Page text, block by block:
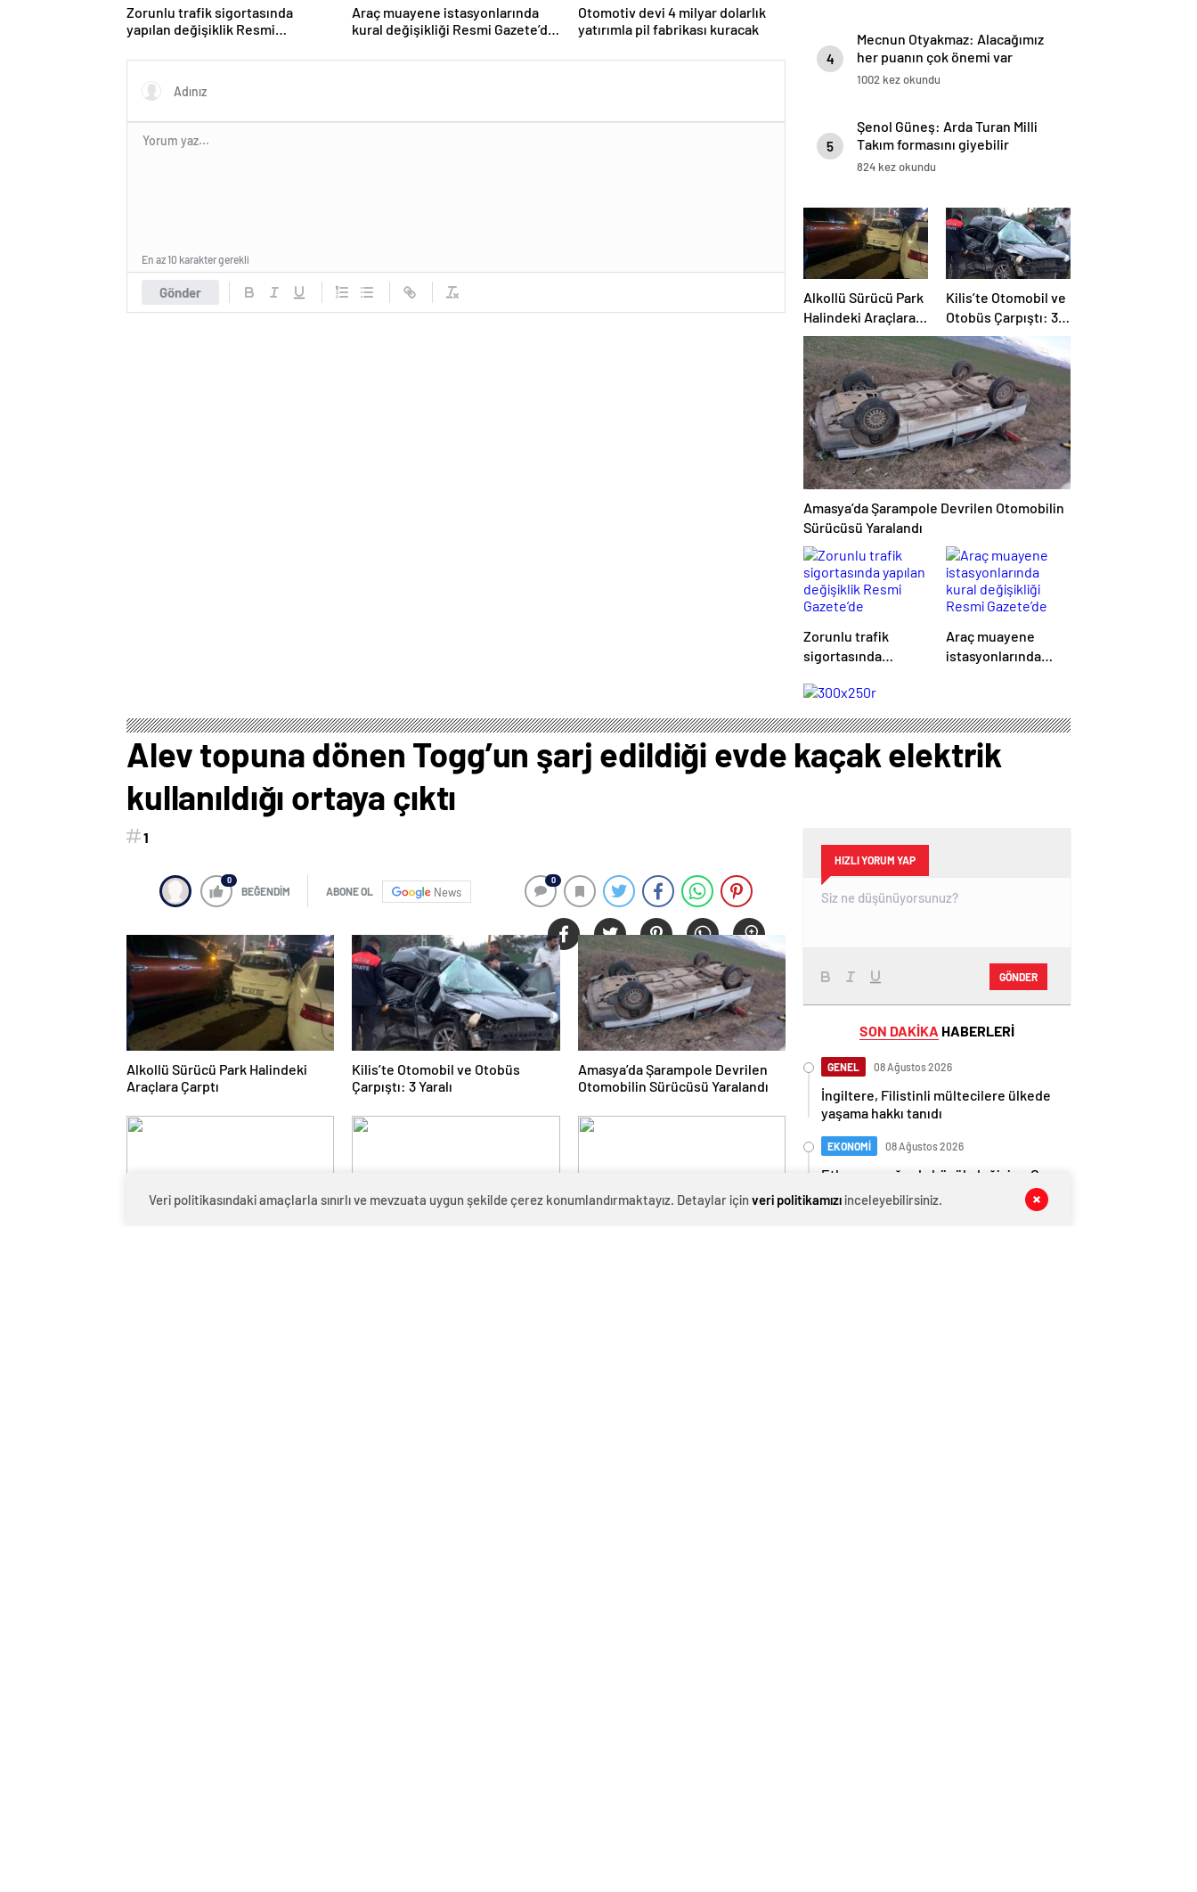
Zorunlu trafik sigortasında
yapılan değişiklik Resmi
yürürlüğe girdi
Araç muayene istasyonlarında
kural değişikliği Resmi Gazete’de
Otomotiv devi 4 milyar dolarlık
yatırımla pil fabrikası kuracak
Gönder
En az 10 karakter gerekli
4
Mecnun Otyakmaz: Alacağımız
her puanın çok önemi var
1002 kez okundu
5
Şenol Güneş: Arda Turan Milli
Takım formasını giyebilir
824 kez okundu
Alkollü Sürücü Park
Halindeki Araçlara
Çarptı
Kilis’te Otomobil ve
Otobüs Çarpıştı: 3
Yaralı
Amasya’da Şarampole Devrilen Otomobilin
Sürücüsü Yaralandı
Zorunlu trafik
sigortasında
Resmi Gazete’de
yayımlanarak
yürürlüğe girdi
Araç muayene
istasyonlarında
yayımlanarak
yürürlüğe girdi
Alev topuna dönen Togg’un şarj edildiği evde kaçak elektrik
kullanıldığı ortaya çıktı
1
0 0
Alkollü Sürücü Park Halindeki
Kilis’te Otomobil ve Otobüs
Amasya’da Şarampole Devrilen
HIZLI YORUM YAP
GÖNDER
SON DAKİKA HABERLERİ
GENEL 08 Ağustos 2026
İngiltere, Filistinli mültecilere ülkede
yaşama hakkı tanıdı
EKONOMİ 08 Ağustos 2026
Ethereum ağında büyük değişim: Gas
Limiti yükseldi, işlem ücretleri
düşebilir mi?
Veri politikasındaki amaçlarla sınırlı ve mevzuata uygun şekilde çerez konumlandırmaktayız. Detaylar için veri politikamızıinceleyebilirsiniz.